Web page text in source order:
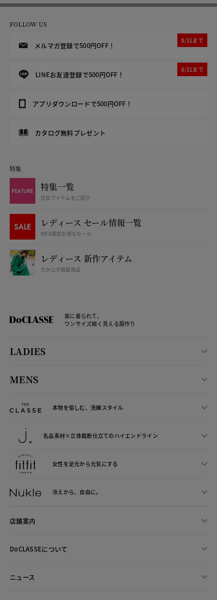
FOLLOW US
メルマガ登録で500円OFF！
8/31まで
LINEお友達登録で500円OFF！
8/31まで
アプリダウンロードで500円OFF！
カタログ無料プレゼント
特集
特集一覧
注目アイテムをご紹介
レディース セール情報一覧
WEB限定お得なセール
レディース 新作アイテム
カタログ掲載商品
楽に着られて、
ワンサイズ細く見える服作り
LADIES
MENS
本物を愉しむ、洗練スタイル
名品素材×立体裁断仕立てのハイエンドライン
女性を足元から元気にする
冷えから、 自由に。
店舗案内
DoCLASSEについて
ニュース